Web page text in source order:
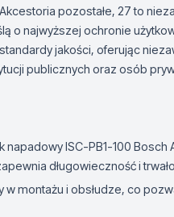
pozostałe, 27 to
o najwyższej ochronie
jakości, oferując
publicznych oraz osób
napadowy ISC-PB1-100
długowieczność i
w montażu i obsłudze, co